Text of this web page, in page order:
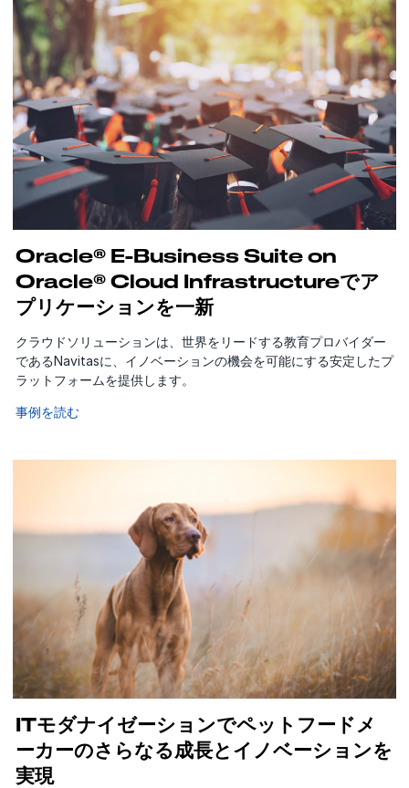
Oracle® E-Business Suite on
Oracle® Cloud Infrastructureでア
プリケーションを一新
クラウドソリューションは、世界をリードする教育プロバイダー
であるNavitasに、イノベーションの機会を可能にする安定したプ
ラットフォームを提供します。
事例を読む
ITモダナイゼーションでペットフードメ
ーカーのさらなる成長とイノベーションを
実現